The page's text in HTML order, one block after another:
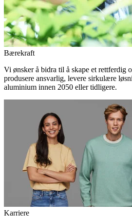
Bærekraft
Vi ønsker å bidra til å skape et rettferdig
produsere ansvarlig, levere sirkulære
aluminium innen 2050 eller tidligere.
Karriere